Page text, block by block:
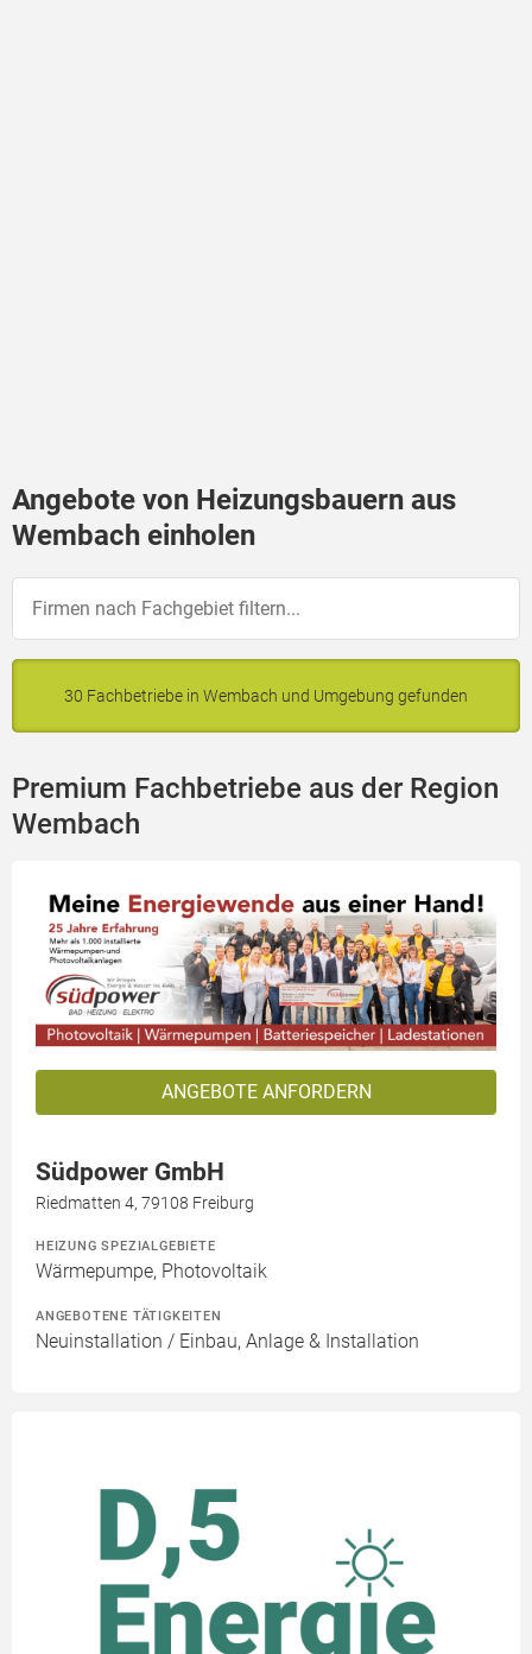
Angebote von Heizungsbauern aus
Wembach einholen
30 Fachbetriebe in Wembach und Umgebung gefunden
Premium Fachbetriebe aus der Region
Wembach
ANGEBOTE ANFORDERN
Südpower GmbH
Riedmatten 4, 79108 Freiburg
HEIZUNG SPEZIALGEBIETE
Wärmepumpe, Photovoltaik
ANGEBOTENE TÄTIGKEITEN
Neuinstallation / Einbau, Anlage & Installation